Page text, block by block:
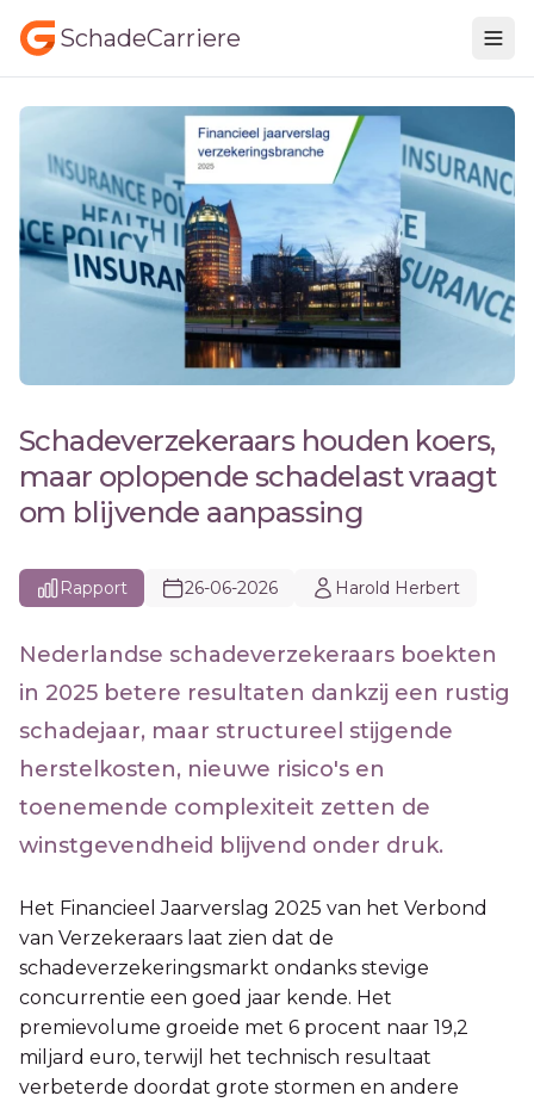
SchadeCarriere
Schadeverzekeraars houden koers,
maar oplopende schadelast vraagt
om blijvende aanpassing
Rapport 26-06-2026 Harold Herbert
Nederlandse schadeverzekeraars boekten
in 2025 betere resultaten dankzij een rustig
schadejaar, maar structureel stijgende
herstelkosten, nieuwe risico's en
toenemende complexiteit zetten de
winstgevendheid blijvend onder druk.
Het Financieel Jaarverslag 2025 van het Verbond
van Verzekeraars laat zien dat de
schadeverzekeringsmarkt ondanks stevige
concurrentie een goed jaar kende. Het
premievolume groeide met 6 procent naar 19,2
miljard euro, terwijl het technisch resultaat
verbeterde doordat grote stormen en andere